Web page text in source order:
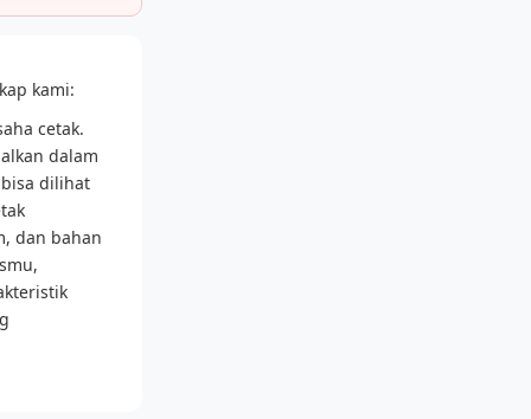
kami:
cetak.
dalam
dilihat
dan bahan